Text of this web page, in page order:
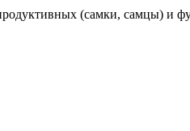
(самки, самцы) и